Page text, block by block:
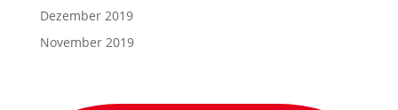
Dezember 2019
November 2019